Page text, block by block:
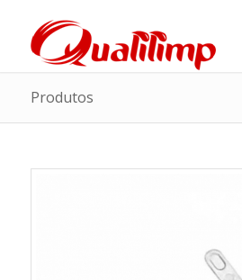
Produtos